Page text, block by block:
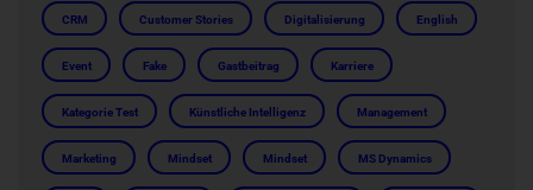
CRM Customer Stories Digitalisierung English
Event Fake Gastbeitrag Karriere
Kategorie Test Künstliche Intelligenz Management
Marketing Mindset Mindset MS Dynamics